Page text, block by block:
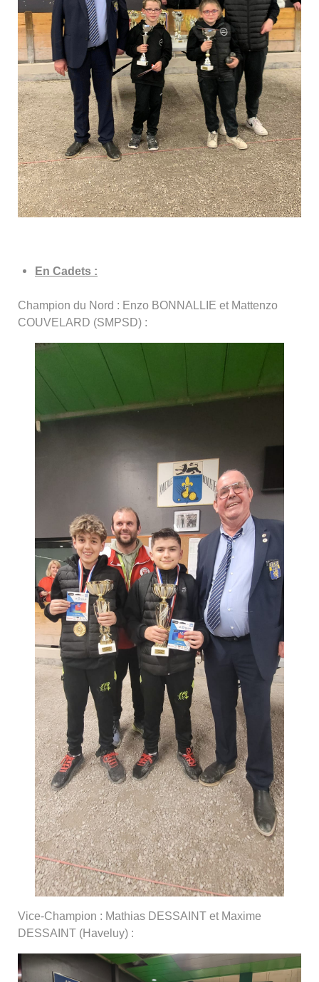
En Cadets :
Champion du Nord : Enzo BONNALLIE et Mattenzo
COUVELARD (SMPSD) :
Vice-Champion : Mathias DESSAINT et Maxime
DESSAINT (Haveluy) :